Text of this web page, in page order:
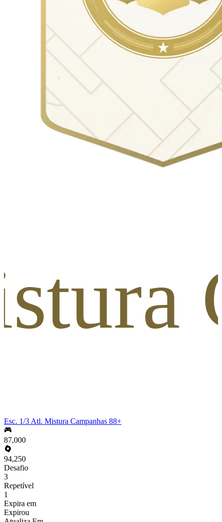
Esc. 1/3 Atl. Mistura Campanhas 88+
87,000
94,250
Desafio
3
Repetível
1
Expira em
Expirou